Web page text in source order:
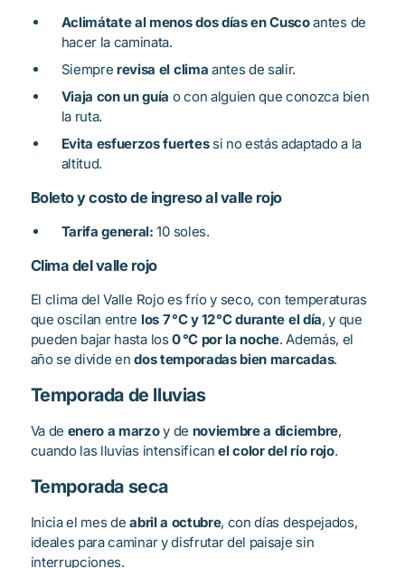
Aclimátate al menos dos días en Cuscoantes de
hacer la caminata.
Siempre revisa el clima antes de salir.
Viaja con un guía o con alguien que conozca bien
la ruta.
Evita esfuerzos fuertessi no estás adaptado a la
altitud.
Boleto y costo de ingreso al valle rojo
Tarifa general: 10 soles.
Clima del valle rojo
El clima del Valle Rojo es frío y seco, con temperaturas
que oscilan entre los 7 °C y 12 °C durante el día, y que
pueden bajar hasta los 0 °C por la noche. Además, el
año se divide endos temporadas bien marcadas.
Temporada de lluvias
Va de enero a marzoy de noviembre a diciembre,
cuando las lluvias intensificanel color del río rojo.
Temporada seca
Inicia el mes deabril a octubre, con días despejados,
ideales para caminar y disfrutar del paisaje sin
interrupciones.